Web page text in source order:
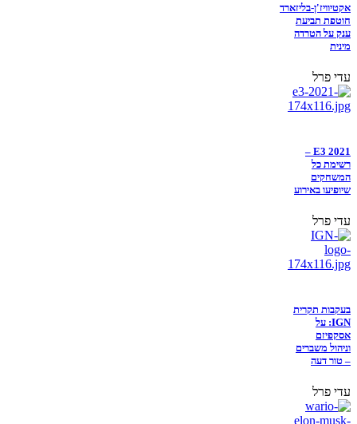
אקטיוויז'ן-בליזארד
חוטפת תביעת
ענק על הטרדה
מינית
עדי פרל
E3 2021 –
רשימת כל
המשחקים
שיופיעו באירוע
עדי פרל
בעקבות תקרית
IGN: על
אסקפיזם
וניהול משברים
– טור דעה
עדי פרל